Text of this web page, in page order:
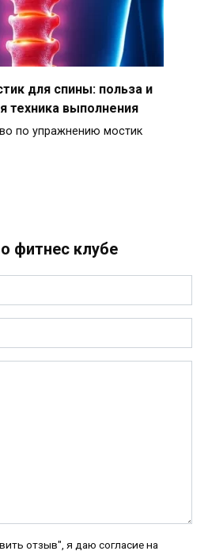
для спины: польза и
техника выполнения
по упражнению мостик
фитнес клубе
отзыв", я даю согласие на